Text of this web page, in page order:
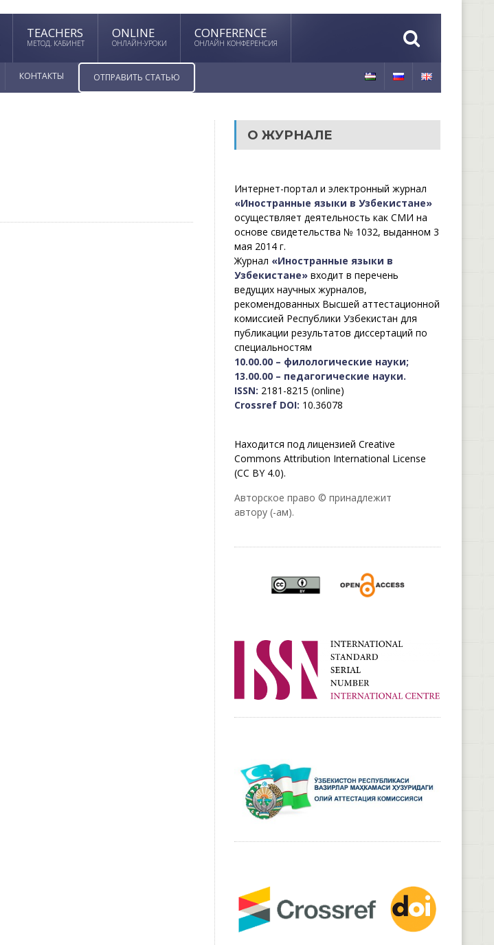
TEACHERS
МЕТОД. КАБИНЕТ
ONLINE
ОНЛАЙН-УРОКИ
CONFERENCE
ОНЛАЙН КОНФЕРЕНСИЯ
КОНТАКТЫ ОТПРАВИТЬ СТАТЬЮ
О ЖУРНАЛЕ
Интернет-портал и электронный журнал
«Иностранные языки в Узбекистане»
осуществляет деятельность как СМИ на
основе свидетельства № 1032, выданном 3
мая 2014 г.
Журнал «Иностранные языки в
Узбекистане»входит в перечень
ведущих научных журналов,
рекомендованных Высшей аттестационной
комиссией Республики Узбекистан для
публикации результатов диссертаций по
специальностям
10.00.00 – филологические науки;
13.00.00 – педагогические науки.
ISSN: 2181-8215 (online)
Crossref DOI: 10.36078
Находится под лицензией Creative
Commons Attribution International License
(CC BY 4.0).
Авторское право © принадлежит
автору (-ам).